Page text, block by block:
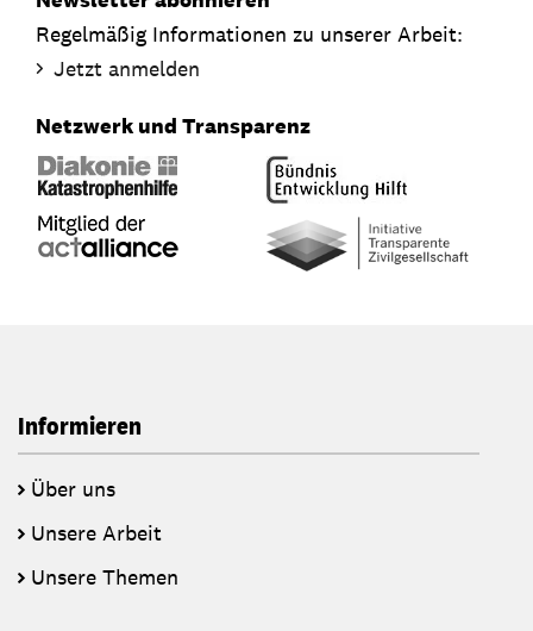
Regelmäßig Informationen zu unserer Arbeit:
Jetzt anmelden
Netzwerk und Transparenz
Informieren
Über uns
Unsere Arbeit
Unsere Themen